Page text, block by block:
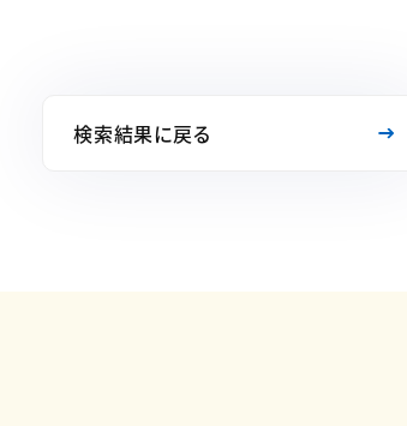
検索結果に戻る